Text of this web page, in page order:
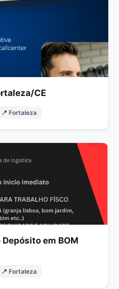
CE
📍 Fortaleza
em BOM
📍 Fortaleza